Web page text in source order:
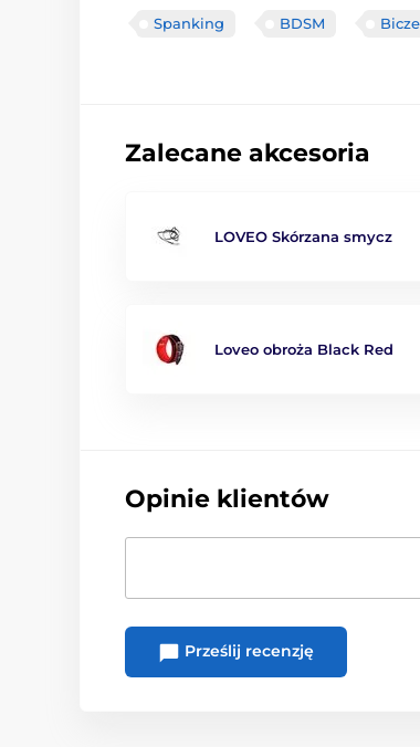
Spanking BDSM
Zalecane akcesoria
LOVEO Skórzana smycz
Loveo obroża Black Red
Opinie klientów
Prześlij recenzję